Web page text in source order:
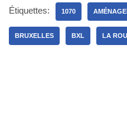
Étiquettes: 1070
BRUXELLES BXL LA